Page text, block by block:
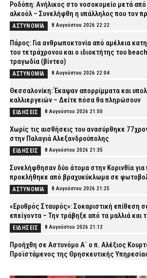
Ροδόπη: Ανήλικος στο νοσοκομείο μετά
αλκοόλ – Συνελήφθη η υπάλληλος που τον
ΑΣΤΥΝΟΜΙΑ 8 Αυγούστου 2026 22:22
Πάρος: Για ανθρωποκτονία από αμέλεια
του τετράχρονου και ο ιδιοκτήτης του
τραγωδία (βίντεο)
ΑΣΤΥΝΟΜΙΑ 8 Αυγούστου 2026 22:04
Θεσσαλονίκη: Έκαψαν απορρίμματα και
καλλιεργειών – Δείτε πόσα θα πληρώσουν
ΕΙΔΗΣΕΙΣ 8 Αυγούστου 2026 21:50
Χωρίς τις αισθήσεις του ανασύρθηκε
στην Παλαγιά Αλεξανδρούπολης
ΕΙΔΗΣΕΙΣ 8 Αυγούστου 2026 21:35
Συνελήφθησαν δύο άτομα στην Κορινθία για
προκλήθηκε από βραχυκύκλωμα σε
ΑΣΤΥΝΟΜΙΑ 8 Αυγούστου 2026 21:25
«Ερυθρός Σταυρός»: Σοκαριστική επίθεση
επείγοντα – Την τράβηξε από τα μαλλιά και
ΕΙΔΗΣΕΙΣ 8 Αυγούστου 2026 21:12
Προήχθη σε Αστυνόμο Α΄ ο π. Αλέξιος
Προϊστάμενος της Θρησκευτικής